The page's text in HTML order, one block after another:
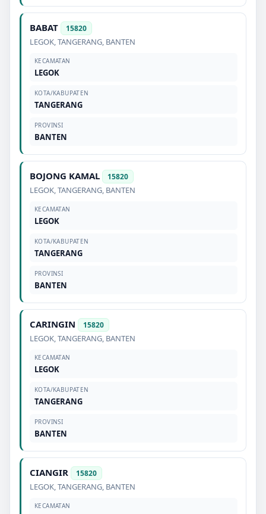
BABAT 15820
LEGOK,TANGERANG, BANTEN
KECAMATAN
LEGOK
KOTA/KABUPATEN
TANGERANG
PROVINSI
BANTEN
BOJONG KAMAL 15820
LEGOK,TANGERANG, BANTEN
KECAMATAN
LEGOK
KOTA/KABUPATEN
TANGERANG
PROVINSI
BANTEN
CARINGIN 15820
LEGOK,TANGERANG, BANTEN
KECAMATAN
LEGOK
KOTA/KABUPATEN
TANGERANG
PROVINSI
BANTEN
CIANGIR 15820
LEGOK,TANGERANG, BANTEN
KECAMATAN